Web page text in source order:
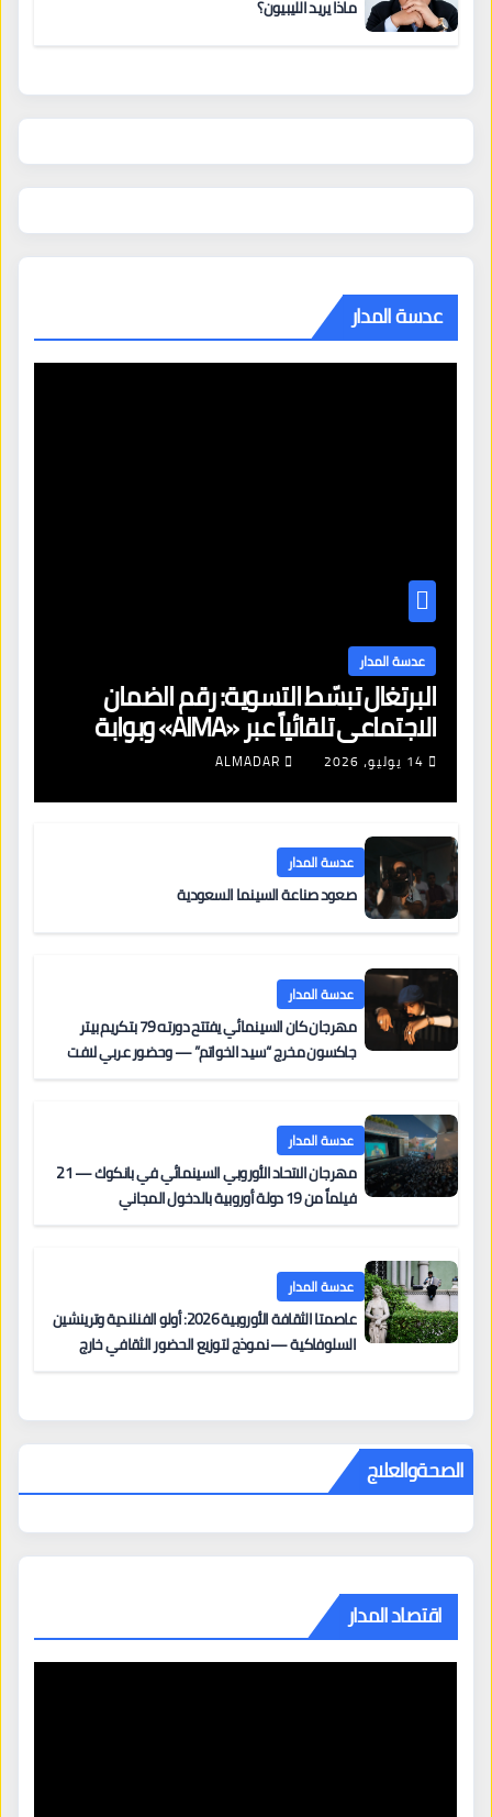
ماذا يريد الليبيون؟
عدسة المدار
عدسة المدار
البرتغال تبسّط التسوية: رقم الضمان
الاجتماعي تلقائياً عبر «AIMA» وبوابة
جديدة لتجديد الإقامات
14 يوليو، 2026 ALMADAR
عدسة المدار
صعود صناعة السينما السعودية
عدسة المدار
مهرجان كان السينمائي يفتتح دورته 79 بتكريم بيتر
جاكسون مخرج “سيد الخواتم” — وحضور عربي لافت
عدسة المدار
مهرجان الاتحاد الأوروبي السينمائي في بانكوك — 21
فيلماً من 19 دولة أوروبية بالدخول المجاني
عدسة المدار
عاصمتا الثقافة الأوروبية 2026: أولو الفنلندية وترينشين
السلوفاكية — نموذج لتوزيع الحضور الثقافي خارج
الصحةوالعلاج
اقتصاد المدار